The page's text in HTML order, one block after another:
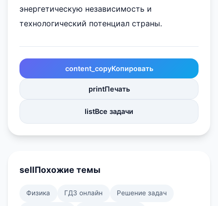
энергетическую независимость и
технологический потенциал страны.
content_copyКопировать
printПечать
listВсе задачи
sellПохожие темы
Физика ГДЗ онлайн Решение задач